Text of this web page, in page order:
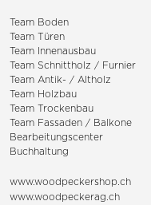
Team Boden
Team Türen
Team Innenausbau
Team Schnittholz / Furnier
Team Antik- / Altholz
Team Holzbau
Team Trockenbau
Team Fassaden / Balkone
Bearbeitungscenter
Buchhaltung
www.woodpeckershop.ch
www.woodpeckerag.ch